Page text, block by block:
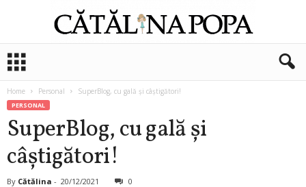
t
Home Personal SuperBlog, cu gală și câștigători!
PERSONAL
SuperBlog, cu gală și
câștigători!
By Cătălina - 20/12/2021 0